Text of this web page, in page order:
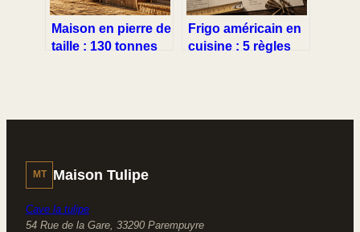
Maison en pierre de
taille : 130 tonnes
Frigo américain en
cuisine : 5 règles
MT Maison Tulipe
Cave la tulipe
54 Rue de la Gare, 33290 Parempuyre